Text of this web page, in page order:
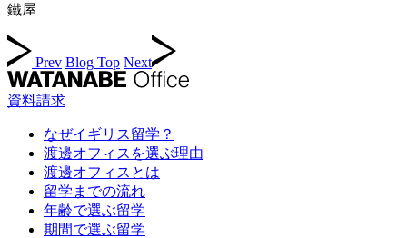
鐵屋
Prev Blog Top Next
資料請求
なぜイギリス留学？
渡邊オフィスを選ぶ理由
渡邊オフィスとは
留学までの流れ
年齢で選ぶ留学
期間で選ぶ留学